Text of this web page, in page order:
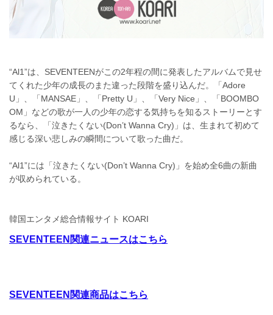
“Al1”は、SEVENTEENがこの2年程の間に発表したアルバムで見せ
てくれた少年の成長のまた違った段階を盛り込んだ。「Adore
U」、「MANSAE」、「Pretty U」、「Very Nice」、「BOOMBO
OM」などの歌が一人の少年の恋する気持ちを知るストーリーとす
るなら、「泣きたくない(Don’t Wanna Cry)」は、生まれて初めて
感じる深い悲しみの瞬間について歌った曲だ。
“Al1”には「泣きたくない(Don’t Wanna Cry)」を始め全6曲の新曲
が収められている。
韓国エンタメ総合情報サイト KOARI
SEVENTEEN関連ニュースはこちら
SEVENTEEN関連商品はこちら